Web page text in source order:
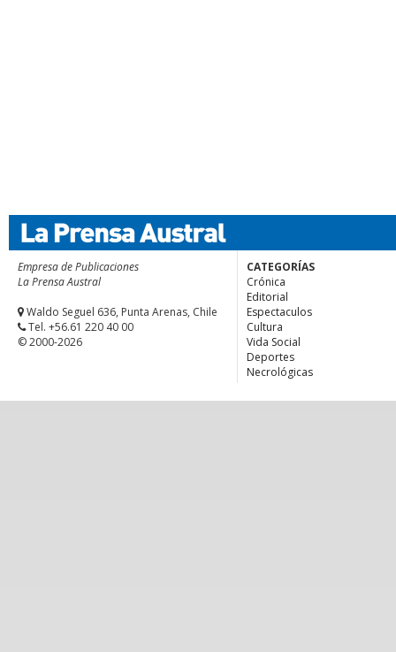
Empresa de Publicaciones
La Prensa Austral
Waldo Seguel 636, Punta Arenas, Chile
Tel. +56.61 220 40 00
© 2000-2026
CATEGORÍAS
Crónica
Editorial
Espectaculos
Cultura
Vida Social
Deportes
Necrológicas